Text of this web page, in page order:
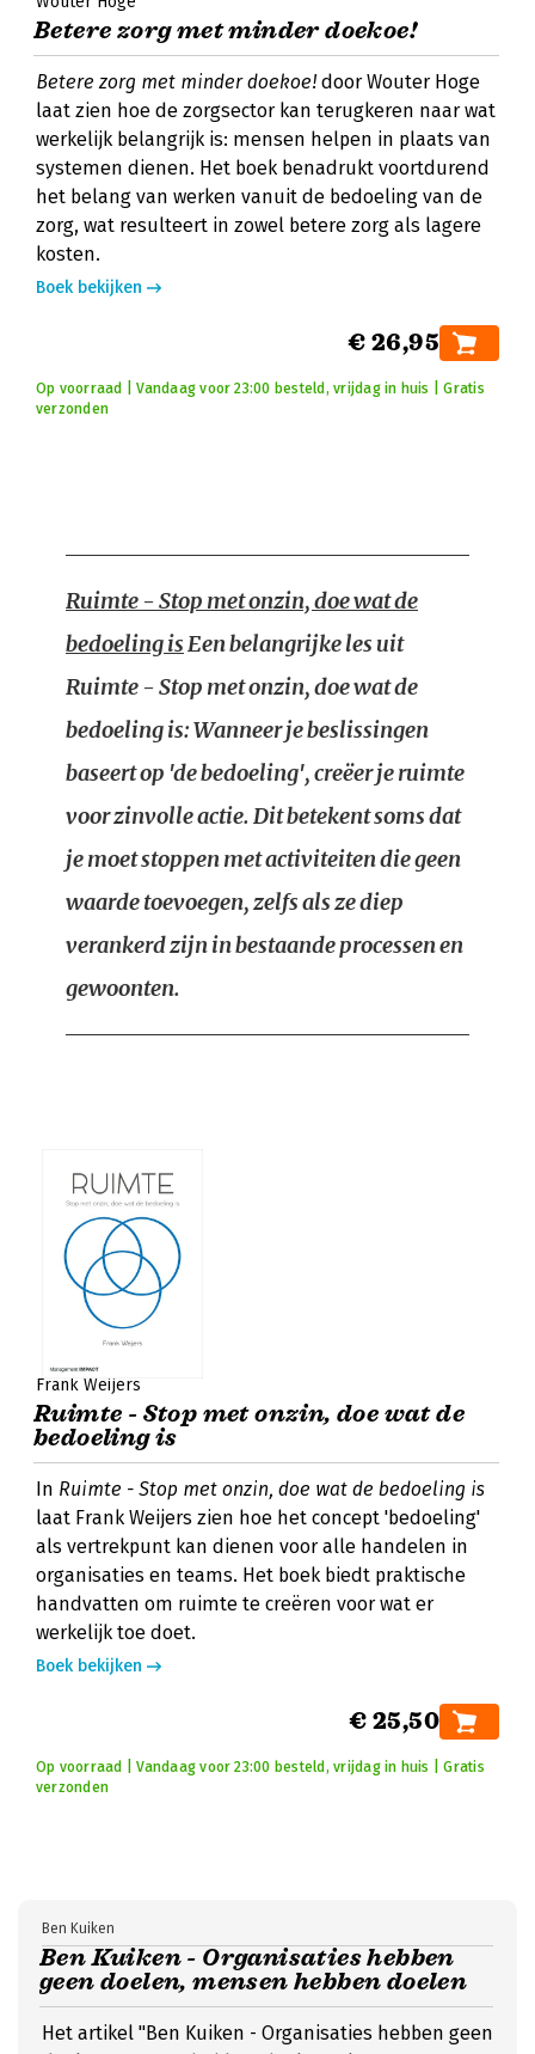
Betere zorg met minder doekoe!
Betere zorg met minder doekoe! door Wouter Hoge
laat zien hoe de zorgsector kan terugkeren naar wat
werkelijk belangrijk is: mensen helpen in plaats van
systemen dienen. Het boek benadrukt voortdurend
het belang van werken vanuit de bedoeling van de
zorg, wat resulteert in zowel betere zorg als lagere
kosten.
Boek bekijken
€ 26,95
Op voorraad | Vandaag voor 23:00 besteld, vrijdag in huis | Gratis
verzonden
Ruimte - Stop met onzin, doe wat de
bedoeling isEen belangrijke les uit
Ruimte - Stop met onzin, doe wat de
bedoeling is: Wanneer je beslissingen
baseert op 'de bedoeling', creëer je ruimte
voor zinvolle actie. Dit betekent soms dat
je moet stoppen met activiteiten die geen
waarde toevoegen, zelfs als ze diep
verankerd zijn in bestaande processen en
gewoonten.
Frank Weijers
Ruimte - Stop met onzin, doe wat de
bedoeling is
In Ruimte - Stop met onzin, doe wat de bedoeling is
laat Frank Weijers zien hoe het concept 'bedoeling'
als vertrekpunt kan dienen voor alle handelen in
organisaties en teams. Het boek biedt praktische
handvatten om ruimte te creëren voor wat er
werkelijk toe doet.
Boek bekijken
€ 25,50
Op voorraad | Vandaag voor 23:00 besteld, vrijdag in huis | Gratis
verzonden
Ben Kuiken - Organisaties hebben
geen doelen, mensen hebben doelen
Ben Kuiken
Het artikel "Ben Kuiken - Organisaties hebben geen